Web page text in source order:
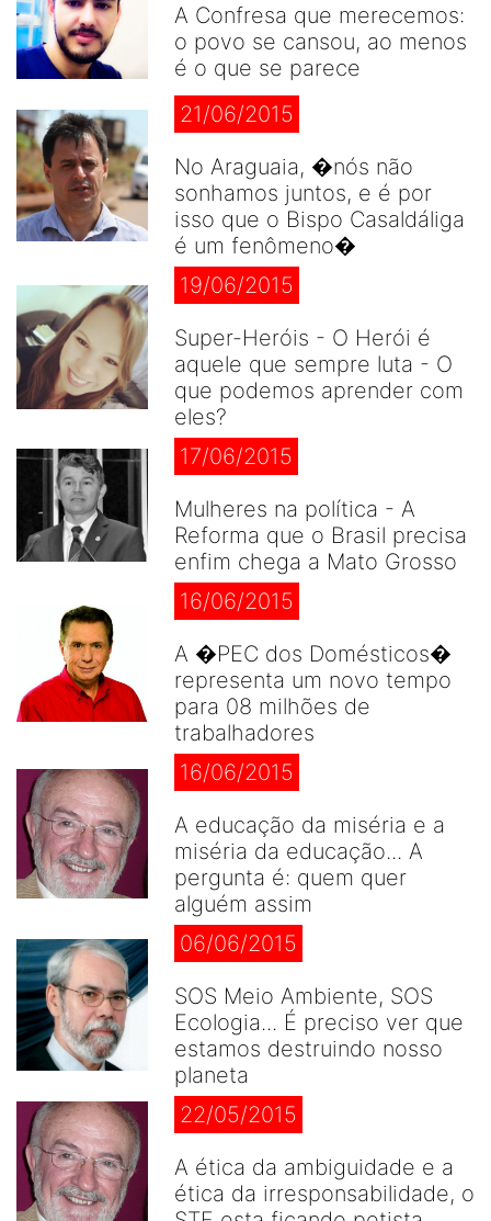
A Confresa que merecemos:
o povo se cansou, ao menos
é o que se parece
21/06/2015
No Araguaia, �nós não
sonhamos juntos, e é por
isso que o Bispo Casaldáliga
é um fenômeno�
19/06/2015
Super-Heróis - O Herói é
aquele que sempre luta - O
que podemos aprender com
eles?
17/06/2015
Mulheres na política - A
Reforma que o Brasil precisa
enfim chega a Mato Grosso
16/06/2015
A �PEC dos Domésticos�
representa um novo tempo
para 08 milhões de
trabalhadores
16/06/2015
A educação da miséria e a
miséria da educação... A
pergunta é: quem quer
alguém assim
06/06/2015
SOS Meio Ambiente, SOS
Ecologia... É preciso ver que
estamos destruindo nosso
planeta
22/05/2015
A ética da ambiguidade e a
ética da irresponsabilidade, o